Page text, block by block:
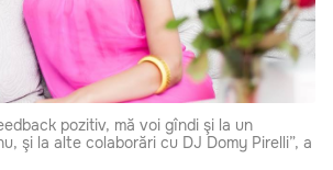
pozitiv, mă voi gîndi şi la un
şi la alte colaborări cu DJ Domy Pirelli”, a